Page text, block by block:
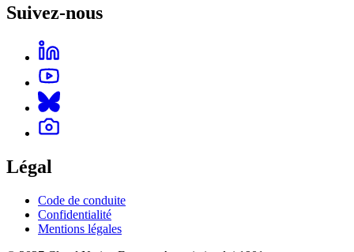
Suivez-nous
Légal
Code de conduite
Confidentialité
Mentions légales